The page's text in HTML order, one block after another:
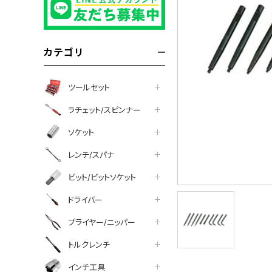
カテゴリ
ツールセット
ラチェット/スピンナー
ソケット
レンチ/スパナ
ビット/ビットソケット
ドライバー
プライヤー/ニッパー
トルクレンチ
インチ工具